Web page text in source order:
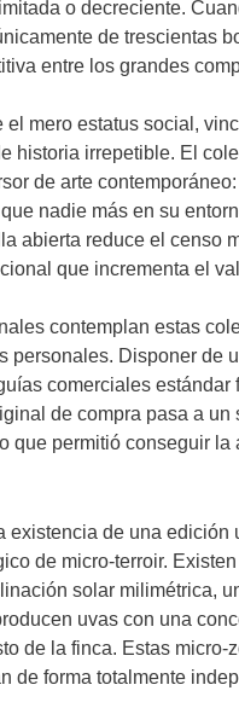
o decreciente.
de trescientas
entre los grandes
el mero estatus social,
historia irrepetible. El
de arte
nadie más en su
abierta reduce el censo
que incrementa el
contemplan estas
personales. Disponer de
comerciales
de compra pasa a
que permitió conseguir
existencia de una
de micro-terroir.
solar milimétrica,
uvas con una
de la finca. Estas
de forma totalmente